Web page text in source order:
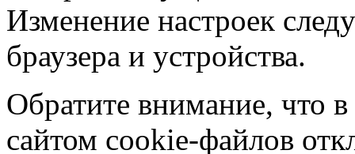
Изменение настроек
браузера и устройства.
Обратите внимание, что в
сайтом cookie-файлов